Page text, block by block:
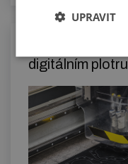
digitálním plotru
UPRAVIT